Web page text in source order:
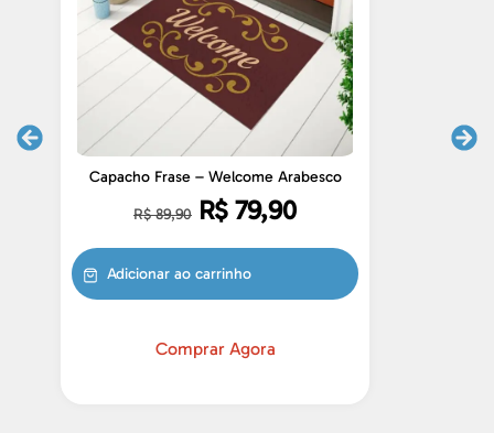
Capacho Frase – Welcome Arabesco
R$89,90 R$ 79,90
Adicionar ao carrinho
Comprar Agora